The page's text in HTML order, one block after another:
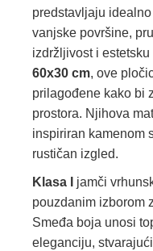
predstavljaju
vanjske površine,
izdržljivost i
60x30 cm, ove
prilagođene kako bi
prostora. Njihova
inspiriran kamenom
rustičan izgled.
Klasa I
jamči
pouzdanim izborom
Smeđa boja unosi
eleganciju,